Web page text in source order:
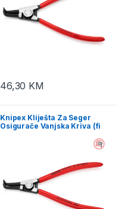
46,30 KM
Knipex Kliješta Za Seger
Osigurače Vanjska Kriva (fi